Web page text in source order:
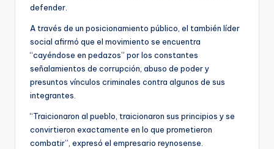
defender.
A través de un posicionamiento público, el también líder
social afirmó que el movimiento se encuentra
“cayéndose en pedazos” por los constantes
señalamientos de corrupción, abuso de poder y
presuntos vínculos criminales contra algunos de sus
integrantes.
“Traicionaron al pueblo, traicionaron sus principios y se
convirtieron exactamente en lo que prometieron
combatir”, expresó el empresario reynosense.